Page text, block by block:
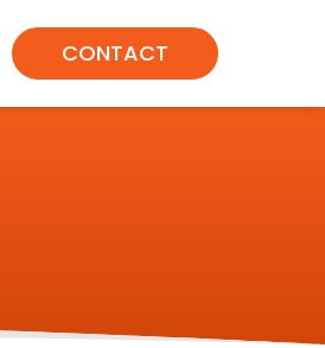
CONTACT